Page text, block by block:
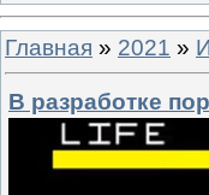
Главная » 2021 »
В разработке